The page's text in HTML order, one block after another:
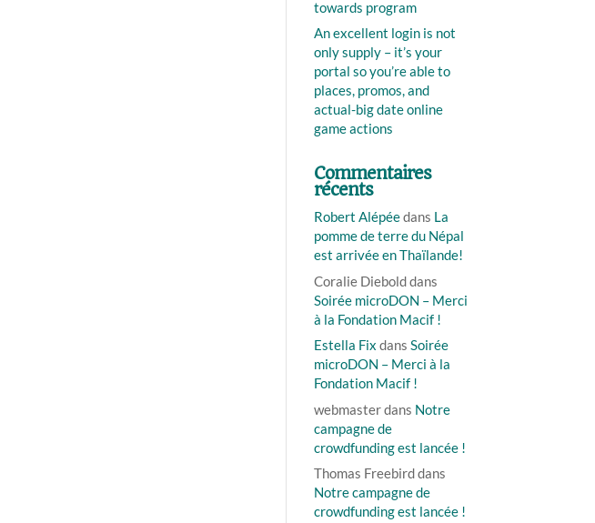
towards program
An excellent login is not
only supply – it’s your
portal so you’re able to
places, promos, and
actual-big date online
game actions
Commentaires
récents
Robert Alépéedans La
pomme de terre du Népal
est arrivée en Thaïlande!
Coralie Diebolddans
Soirée microDON – Merci
à la Fondation Macif !
Estella Fix dansSoirée
microDON – Merci à la
Fondation Macif !
webmasterdans Notre
campagne de
crowdfunding est lancée !
Thomas Freebirddans
Notre campagne de
crowdfunding est lancée !